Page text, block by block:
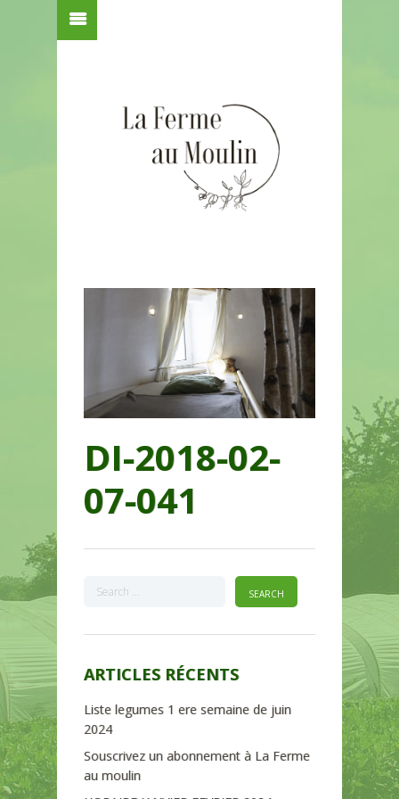
DI-2018-02-
07-041
ARTICLES RÉCENTS
Liste legumes 1 ere semaine de juin
2024
Souscrivez un abonnement à La Ferme
au moulin